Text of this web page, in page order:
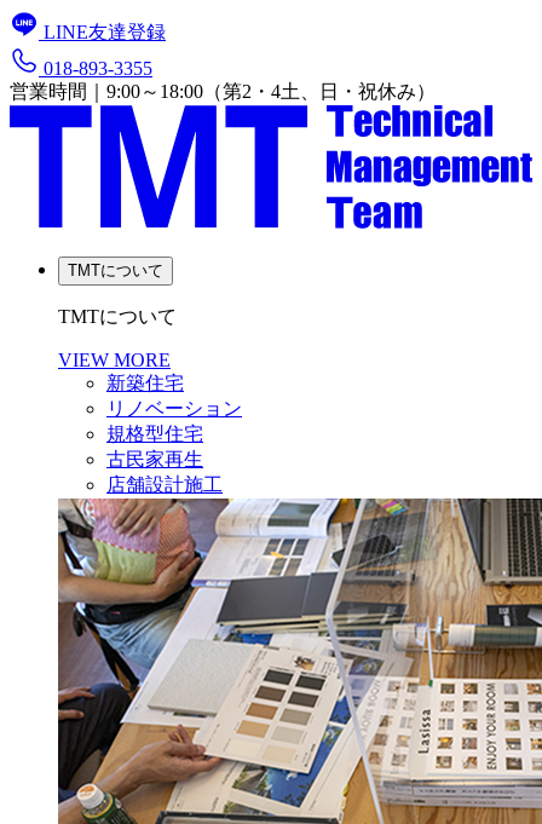
LINE友達登録
018-893-3355
営業時間｜9:00～18:00（第2・4土、日・祝休み）
TMTについて
TMTについて
VIEW MORE
新築住宅
リノベーション
規格型住宅
古民家再生
店舗設計施工